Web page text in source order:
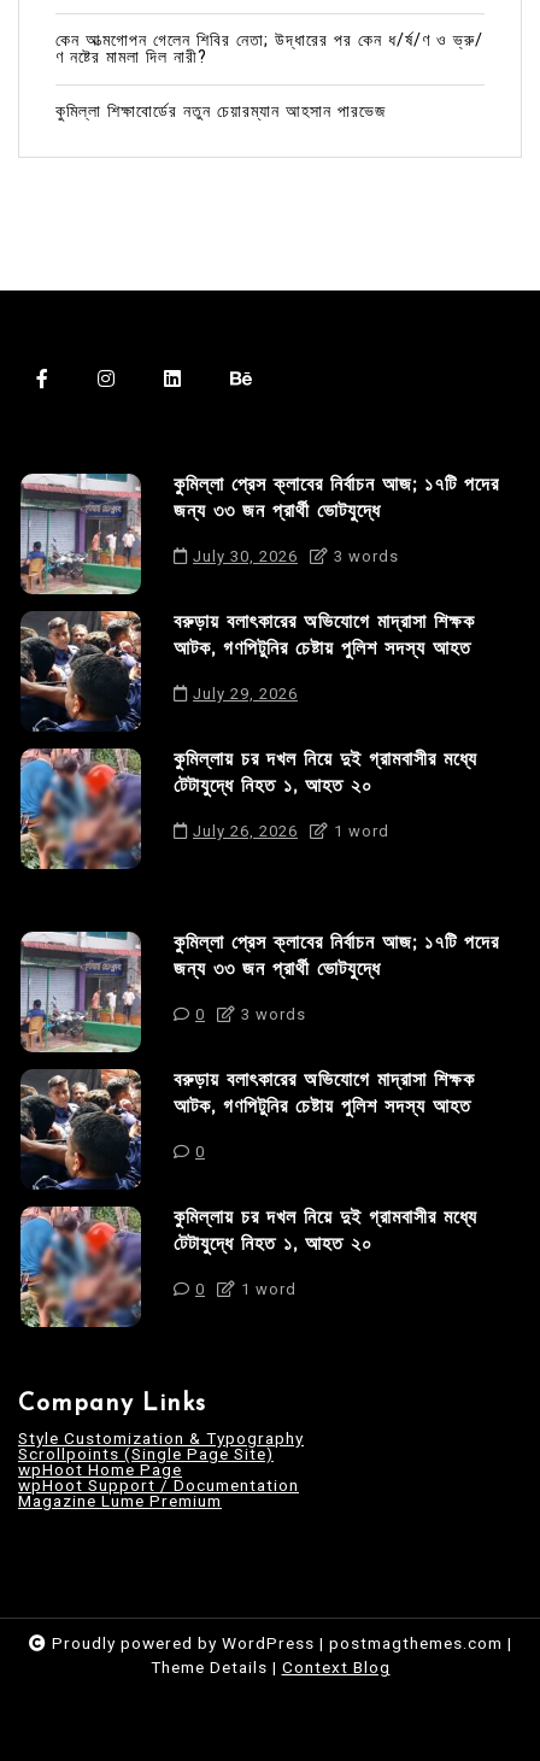
কেন আত্মগোপন গেলেন শিবির নেতা; উদ্ধারের পর কেন ধ/র্ষ/ণ ও ভ্রু/
ণ নষ্টের মামলা দিল নারী?
কুমিল্লা শিক্ষাবোর্ডের নতুন চেয়ারম্যান আহসান পারভেজ
কুমিল্লা প্রেস ক্লাবের নির্বাচন আজ; ১৭টি পদের
জন্য ৩৩ জন প্রার্থী ভোটযুদ্ধে
July 30, 2026 3 words
বরুড়ায় বলাৎকারের অভিযোগে মাদ্রাসা শিক্ষক
আটক, গণপিটুনির চেষ্টায় পুলিশ সদস্য আহত
July 29, 2026
কুমিল্লায় চর দখল নিয়ে দুই গ্রামবাসীর মধ্যে
টেটাযুদ্ধে নিহত ১, আহত ২০
July 26, 2026 1 word
কুমিল্লা প্রেস ক্লাবের নির্বাচন আজ; ১৭টি পদের
জন্য ৩৩ জন প্রার্থী ভোটযুদ্ধে
0 3 words
বরুড়ায় বলাৎকারের অভিযোগে মাদ্রাসা শিক্ষক
আটক, গণপিটুনির চেষ্টায় পুলিশ সদস্য আহত
0
কুমিল্লায় চর দখল নিয়ে দুই গ্রামবাসীর মধ্যে
টেটাযুদ্ধে নিহত ১, আহত ২০
0 1 word
Company Links
Style Customization & Typography
Scrollpoints (Single Page Site)
wpHoot Home Page
wpHoot Support / Documentation
Magazine Lume Premium
Proudly powered by WordPress | postmagthemes.com |
Theme Details | Context Blog